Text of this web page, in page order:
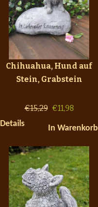
Chihuahua, Hund auf
Stein, Grabstein
€15,29 €11,98
Details
In Warenkorb